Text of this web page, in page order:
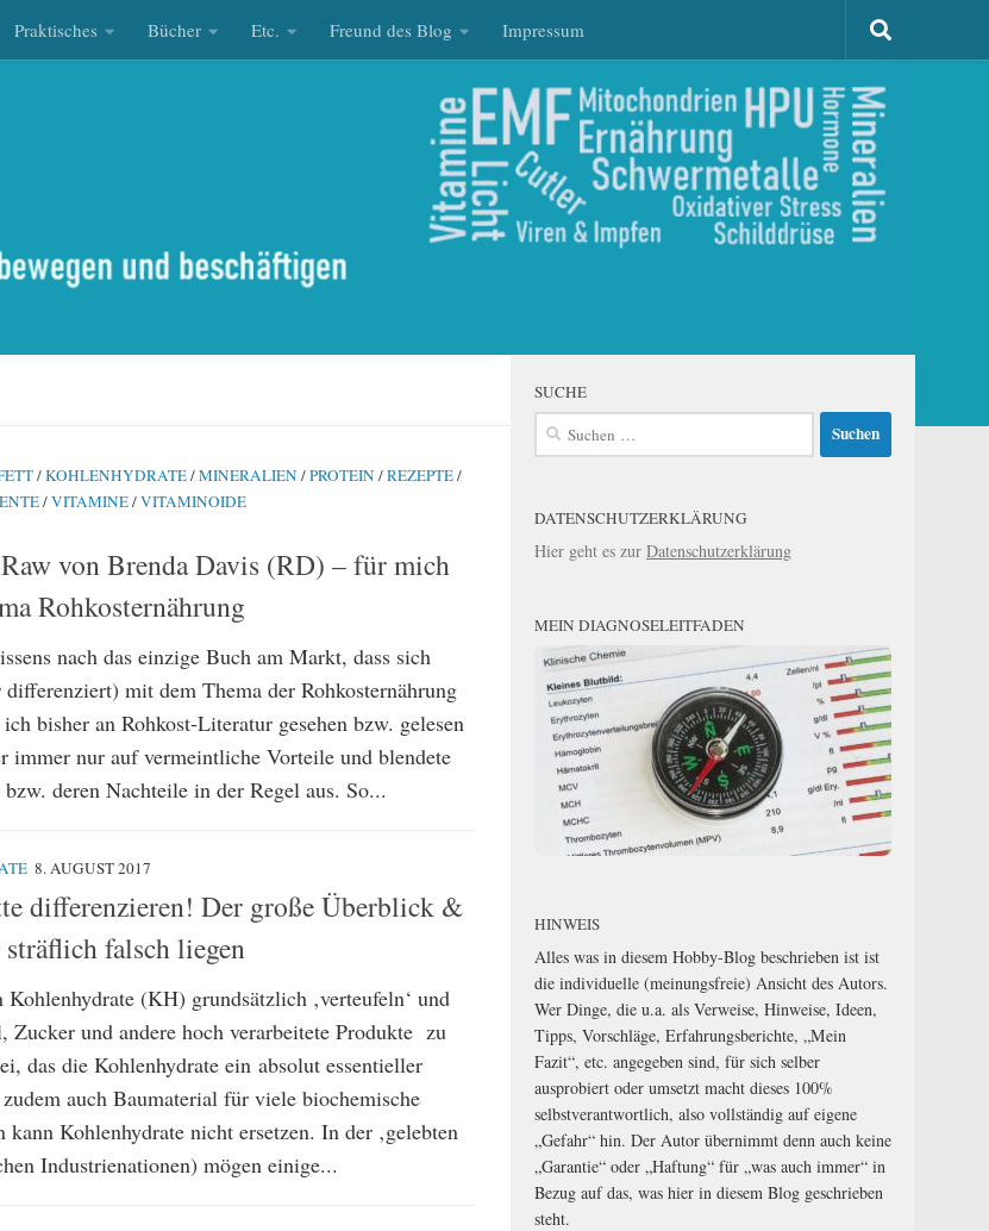
Praktisches Bücher Etc. Freund des Blog Impressum
/KOHLENHYDRATE/MINERALIEN /PROTEIN /REZEPTE/
/VITAMINE/VITAMINOIDE
von Brenda Davis (RD) – für mich
Rohkosternährung
nach das einzige Buch am Markt, dass sich
mit dem Thema der Rohkosternährung
bisher an Rohkost-Literatur gesehen bzw. gelesen
immer nur auf vermeintliche Vorteile und blendete
deren Nachteile in der Regel aus. So...
8. AUGUST 2017
differenzieren! Der große Überblick &
falsch liegen
(KH) grundsätzlich ‚verteufeln‘ und
Zucker und andere hoch verarbeitete Produkte zu
das die Kohlenhydrate ein absolut essentieller
auch Baumaterial für viele biochemische
Kohlenhydrate nicht ersetzen. In der ‚gelebten
Industrienationen) mögen einige...
SUCHE
Suchen
DATENSCHUTZERKLÄRUNG
Hier geht es zur Datenschutzerklärung
MEIN DIAGNOSELEITFADEN
HINWEIS
Alles was in diesem Hobby-Blog beschrieben ist ist
die individuelle (meinungsfreie) Ansicht des Autors.
Wer Dinge, die u.a. als Verweise, Hinweise, Ideen,
Tipps, Vorschläge, Erfahrungsberichte, „Mein
Fazit“, etc. angegeben sind, für sich selber
ausprobiert oder umsetzt macht dieses 100%
selbstverantwortlich, also vollständig auf eigene
„Gefahr“ hin. Der Autor übernimmt denn auch keine
„Garantie“ oder „Haftung“ für „was auch immer“ in
Bezug auf das, was hier in diesem Blog geschrieben
steht.